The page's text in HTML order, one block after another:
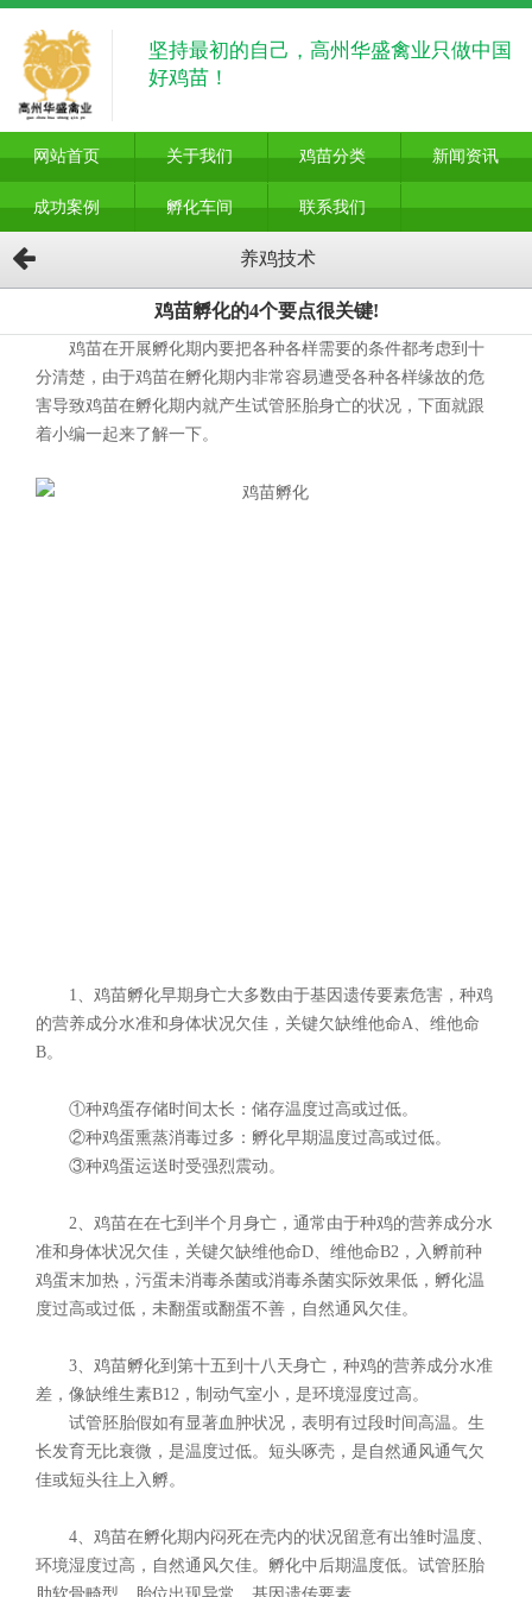
坚持最初的自己，高州华盛禽业只做中国
好鸡苗！
网站首页 关于我们 鸡苗分类 新闻资讯
成功案例 孵化车间 联系我们
养鸡技术
鸡苗孵化的4个要点很关键!
鸡苗在开展孵化期内要把各种各样需要的条件都考虑到十
分清楚，由于鸡苗在孵化期内非常容易遭受各种各样缘故的危
害导致鸡苗在孵化期内就产生试管胚胎身亡的状况，下面就跟
着小编一起来了解一下。
1、鸡苗孵化早期身亡大多数由于基因遗传要素危害，种鸡
的营养成分水准和身体状况欠佳，关键欠缺维他命A、维他命
B。
①种鸡蛋存储时间太长：储存温度过高或过低。
②种鸡蛋熏蒸消毒过多：孵化早期温度过高或过低。
③种鸡蛋运送时受强烈震动。
2、鸡苗在在七到半个月身亡，通常由于种鸡的营养成分水
准和身体状况欠佳，关键欠缺维他命D、维他命B2，入孵前种
鸡蛋末加热，污蛋未消毒杀菌或消毒杀菌实际效果低，孵化温
度过高或过低，未翻蛋或翻蛋不善，自然通风欠佳。
3、鸡苗孵化到第十五到十八天身亡，种鸡的营养成分水准
差，像缺维生素B12，制动气室小，是环境湿度过高。
试管胚胎假如有显著血肿状况，表明有过段时间高温。生
长发育无比衰微，是温度过低。短头啄壳，是自然通风通气欠
佳或短头往上入孵。
4、鸡苗在孵化期内闷死在壳内的状况留意有出雏时温度、
环境湿度过高，自然通风欠佳。孵化中后期温度低。试管胚胎
肋软骨畸型，胎位出现异常，基因遗传要素。